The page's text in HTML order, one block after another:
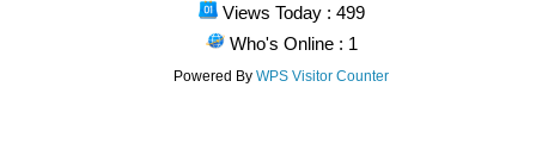
Views Today : 499
Who's Online : 1
Powered ByWPS Visitor Counter